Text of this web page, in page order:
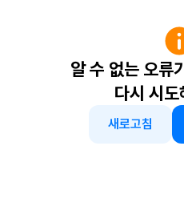
알 수 없는 오류
다시 시
새로고침